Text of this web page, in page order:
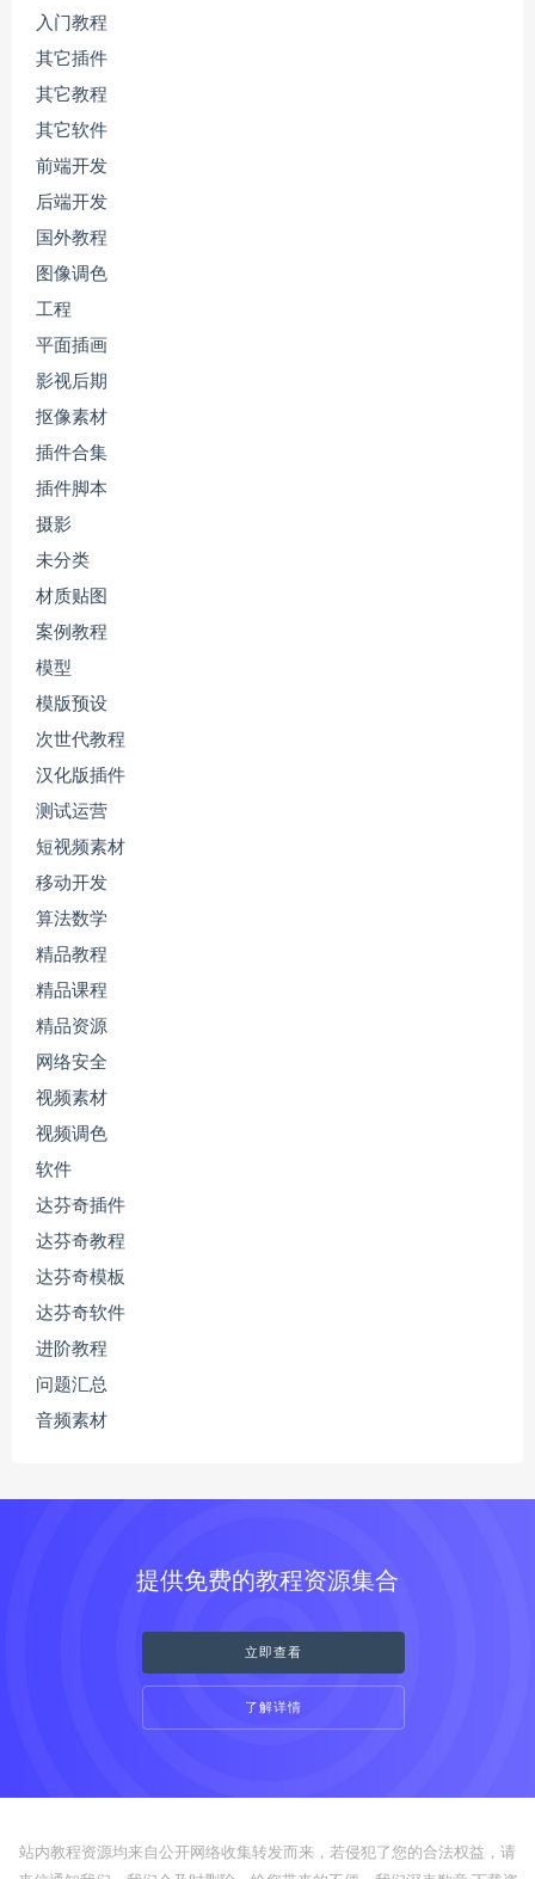
入门教程
其它插件
其它教程
其它软件
前端开发
后端开发
国外教程
图像调色
工程
平面插画
影视后期
抠像素材
插件合集
插件脚本
摄影
未分类
材质贴图
案例教程
模型
模版预设
次世代教程
汉化版插件
测试运营
短视频素材
移动开发
算法数学
精品教程
精品课程
精品资源
网络安全
视频素材
视频调色
软件
达芬奇插件
达芬奇教程
达芬奇模板
达芬奇软件
进阶教程
问题汇总
音频素材
提供免费的教程资源集合
立即查看
了解详情
站内教程资源均来自公开网络收集转发而来，若侵犯了您的合法权益，请